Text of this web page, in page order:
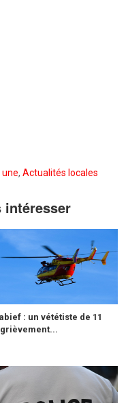
une, Actualités locales
intéresser
: un vététiste de 11